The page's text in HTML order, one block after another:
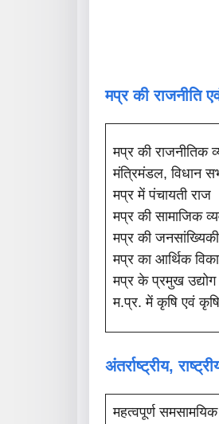
मप्र की राजनीति
मप्र की राजनीतिक
मंत्रिमंडल, विधान
मप्र में पंचायती राज
मप्र की सामाजिक
मप्र की
मप्र का आर्थिक
मप्र के प्रमुख उद्योग
म.प्र. में कृषि एवं
अंतर्राष्ट्रीय,
महत्वपूर्ण